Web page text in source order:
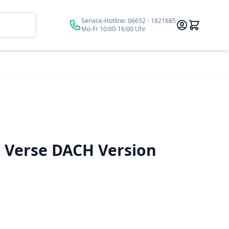
Suche Service-Hotline:06652 - 1821685
Mo-Fr 10:00-16:00 Uhr
Verse DACH Version